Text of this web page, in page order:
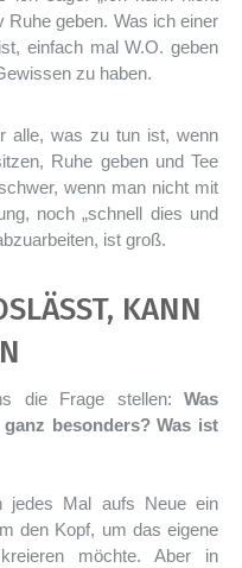
Ruhe geben. Was ich einer
einfach mal W.O. geben
zu haben.
alle, was zu tun ist, wenn
Ruhe geben und Tee
wenn man nicht mit
noch „schnell dies und
ist groß.
KANN
die Frage stellen: Was
besonders? Was ist
jedes Mal aufs Neue ein
den Kopf, um das eigene
möchte. Aber in